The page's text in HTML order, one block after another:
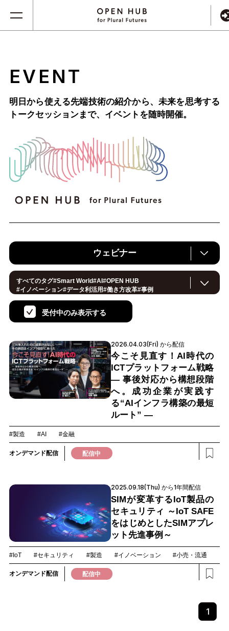
EVENT
明日から使える先端技術の紹介から、未来を思考する
トークセッションまで、 イベントを随時開催。
ウェビナー
すべてのタグ#Smart World#AI#OPEN HUB
#イノベーション#データ利活用#働き方改革#事例
環境・エネルギー IoT#
スマートシティ
地方創生 #製造 #小売・流通
ロボティクス
#スマートインダストリー #音声#教育#公共
#サプライチェーン#孤独#宇宙
受付中のみ表示する
2026.04.03(Fri) から配信
今こそ見直す！AI時代の
ICTプラットフォーム戦略
― 事後対応から構想段階
へ。成功企業が実践す
る“AIインフラ構築の最短
ルート” ―
#製造 #AI #金融
オンデマンド配信 配信中
2025.09.18(Thu) から1年間配信
SIMが変革するIoT製品の
セキュリティ ～IoT SAFE
をはじめとしたSIMアプレ
ット先進事例～
#IoT #セキュリティ #製造 #イノベーション #小売・流通
オンデマンド配信 配信中
1